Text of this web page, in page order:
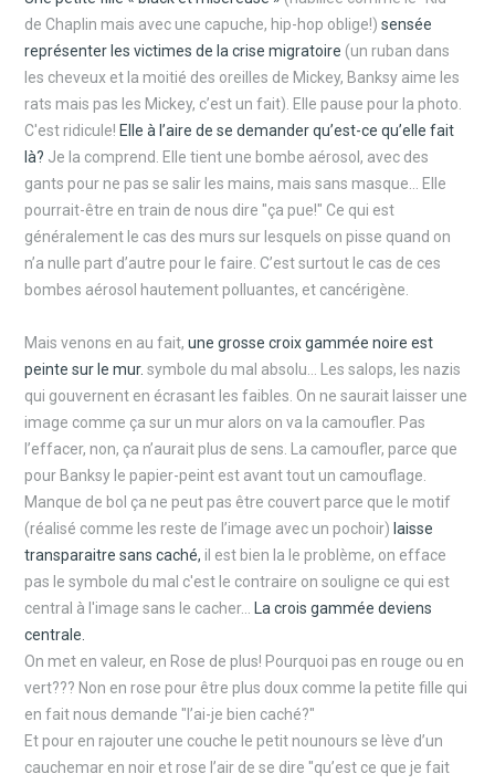
de Chaplin mais avec une capuche, hip-hop oblige!)sensée
représenter les victimes de la crise migratoire (un ruban dans
les cheveux et la moitié des oreilles de Mickey, Banksy aime les
rats mais pas les Mickey, c’est un fait). Elle pause pour la photo.
C'est ridicule! Elle à l’aire de se demander qu’est-ce qu’elle fait
là? Je la comprend. Elle tient une bombe aérosol, avec des
gants pour ne pas se salir les mains, mais sans masque… Elle
pourrait-être en train de nous dire "ça pue!" Ce qui est
généralement le cas des murs sur lesquels on pisse quand on
n’a nulle part d’autre pour le faire. C’est surtout le cas de ces
bombes aérosol hautement polluantes, et cancérigène.
Mais venons en au fait,une grosse croix gammée noire est
peinte sur le mur.symbole du mal absolu… Les salops, les nazis
qui gouvernent en écrasant les faibles. On ne saurait laisser une
image comme ça sur un mur alors on va la camoufler. Pas
l’effacer, non, ça n’aurait plus de sens. La camoufler, parce que
pour Banksy le papier-peint est avant tout un camouflage.
Manque de bol ça ne peut pas être couvert parce que le motif
(réalisé comme les reste de l’image avec un pochoir) laisse
transparaitre sans caché, il est bien la le problème, on efface
pas le symbole du mal c'est le contraire on souligne ce qui est
central à l'image sans le cacher... La crois gammée deviens
centrale.
On met en valeur, en Rose de plus! Pourquoi pas en rouge ou en
vert??? Non en rose pour être plus doux comme la petite fille qui
en fait nous demande "l’ai-je bien caché?"
Et pour en rajouter une couche le petit nounours se lève d’un
cauchemar en noir et rose l’air de se dire "qu’est ce que je fait